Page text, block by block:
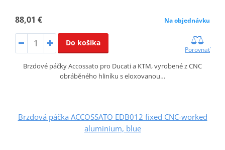
88,01 € Na objednávku
Do košíka
Porovnať
Brzdové páčky Accossato pro Ducati a KTM, vyrobené z CNC
obráběného hliníku s eloxovanou…
Brzdová páčka ACCOSSATO EDB012 fixed CNC-worked
aluminium, blue